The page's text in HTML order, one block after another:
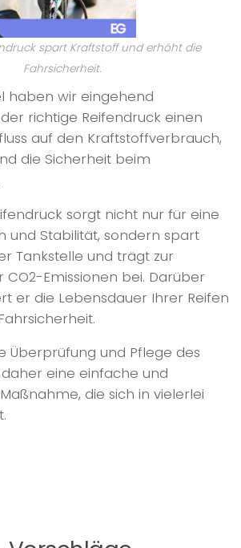
spart Kraftstoff und erhöht die
Fahrsicherheit.
haben wir eingehend
richtige Reifendruck einen
auf den Kraftstoffverbrauch,
die Sicherheit beim
sorgt nicht nur für eine
und Stabilität, sondern spart
Tankstelle und trägt zur
CO2-Emissionen bei. Darüber
er die Lebensdauer Ihrer Reifen
Überprüfung und Pflege des
daher eine einfache und
die sich in vielerlei